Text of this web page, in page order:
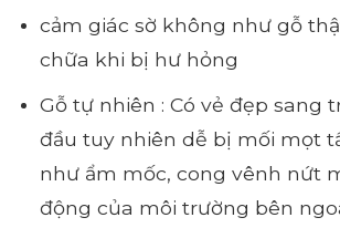
cảm giác sờ không như gỗ
chữa khi bị hư hỏng
Gỗ tự nhiên : Có vẻ đẹp sang
đầu tuy nhiên dễ bị mối mọt
như ẩm mốc, cong vênh nứt
động của môi trường bên